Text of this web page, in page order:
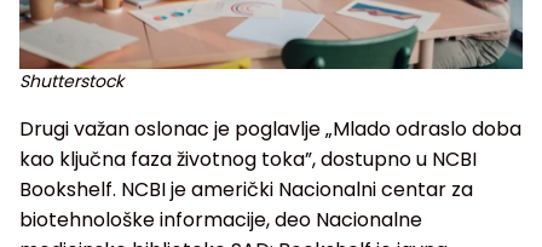
Shutterstock
Drugi važan oslonac je poglavlje „Mlado odraslo doba
kao ključna faza životnog toka”, dostupno u NCBI
Bookshelf. NCBI je američki Nacionalni centar za
biotehnološke informacije, deo Nacionalne